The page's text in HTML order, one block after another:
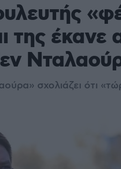
της έκανε
σχολιάζει ότι